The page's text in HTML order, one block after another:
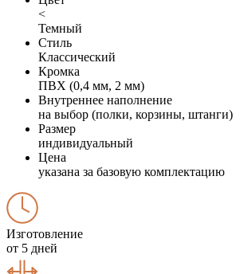
<
Темный
Стиль
Классический
Кромка
ПВХ (0,4 мм, 2 мм)
Внутреннее наполнение
на выбор (полки, корзины, штанги)
Размер
индивидуальный
Цена
указана за базовую комплектацию
Изготовление
от 5 дней